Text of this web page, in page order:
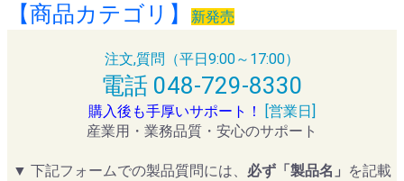
【商品カテゴリ】 新発売
注文,質問（平日9:00～17:00）
電話 048-729-8330
購入後も手厚いサポート！
[営業日]
産業用・業務品質・安心のサポート
▼ 下記フォームでの製品質問には、 必ず「製品名」 を記載